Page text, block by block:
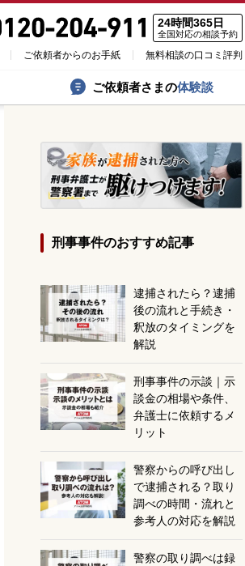
24時間365日
全国対応の相談予約
ご依頼者からのお手紙 無料相談の口コミ評判
ご依頼者さまの体験談
刑事事件のおすすめ記事
逮捕されたら？逮捕
後の流れと手続き・
釈放のタイミングを
解説
刑事事件の示談｜示
談金の相場や条件、
弁護士に依頼するメ
リット
警察からの呼び出し
で逮捕される？取り
調べの時間・流れと
参考人の対応を解説
警察の取り調べは録